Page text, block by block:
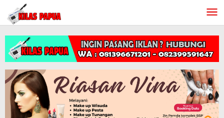
Lewati
konten